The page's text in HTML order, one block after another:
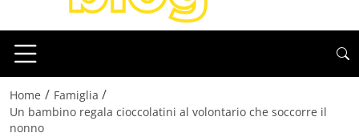
Home / Famiglia /
Un bambino regala cioccolatini al volontario che soccorre il
nonno